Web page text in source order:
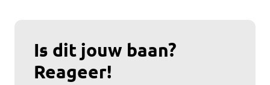
Is dit jouw baan?
Reageer!